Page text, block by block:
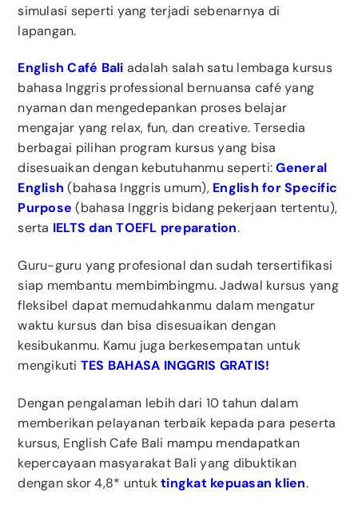
simulasi seperti yang terjadi sebenarnya di
lapangan.
English Café Bali adalah salah satu lembaga kursus
bahasa Inggris professional bernuansa café yang
nyaman dan mengedepankan proses belajar
mengajar yang relax, fun, dan creative. Tersedia
berbagai pilihan program kursus yang bisa
disesuaikan dengan kebutuhanmu seperti:General
English (bahasa Inggris umum), English for Specific
Purpose (bahasa Inggris bidang pekerjaan tertentu),
serta IELTS dan TOEFL preparation.
Guru-guru yang profesional dan sudah tersertifikasi
siap membantu membimbingmu. Jadwal kursus yang
fleksibel dapat memudahkanmu dalam mengatur
waktu kursus dan bisa disesuaikan dengan
kesibukanmu. Kamu juga berkesempatan untuk
mengikuti TES BAHASA INGGRIS GRATIS!
Dengan pengalaman lebih dari 10 tahun dalam
memberikan pelayanan terbaik kepada para peserta
kursus, English Cafe Bali mampu mendapatkan
kepercayaan masyarakat Bali yang dibuktikan
dengan skor 4,8* untuktingkat kepuasan klien.